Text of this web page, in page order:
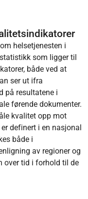
helsetjenesten i
som ligger til
både ved at
ser ut ifra
på resultatene i
førende dokumenter.
kvalitet opp mot
definert i en nasjonal
både i
av regioner og
over tid i forhold til de